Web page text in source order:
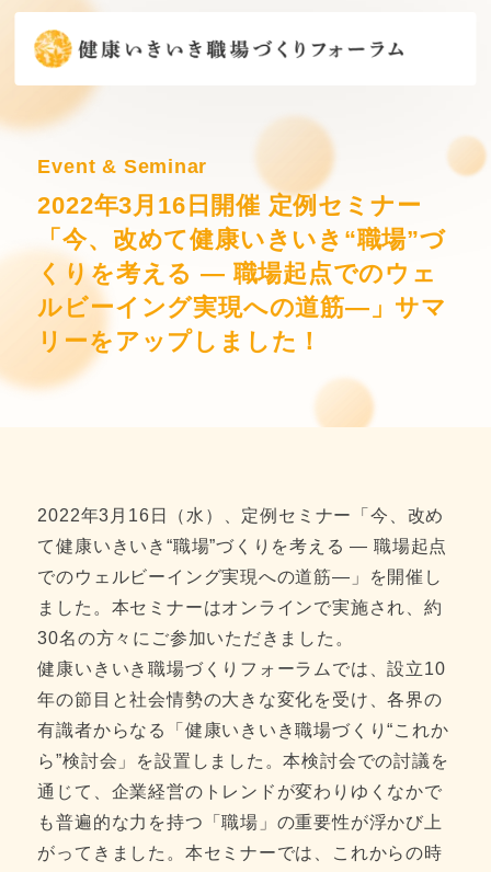
Event & Seminar
2022年3月16日開催 定例セミナー
「今、改めて健康いきいき“職場”づ
くりを考える ― 職場起点でのウェ
ルビーイング実現への道筋―」サマ
リーをアップしました！
2022年3月16日（水）、定例セミナー「今、改め
て健康いきいき“職場”づくりを考える ― 職場起点
でのウェルビーイング実現への道筋―」を開催し
ました。本セミナーはオンラインで実施され、約
30名の方々にご参加いただきました。
健康いきいき職場づくりフォーラムでは、設立10
年の節目と社会情勢の大きな変化を受け、各界の
有識者からなる「健康いきいき職場づくり“これか
ら”検討会」を設置しました。本検討会での討議を
通じて、企業経営のトレンドが変わりゆくなかで
も普遍的な力を持つ「職場」の重要性が浮かび上
がってきました。本セミナーでは、これからの時